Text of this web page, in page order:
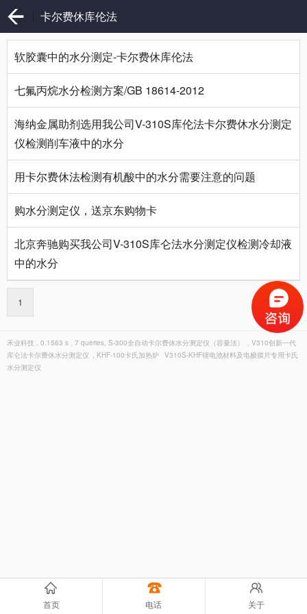
卡尔费休库伦法
软胶囊中的水分测定-卡尔费休库伦法
七氟丙烷水分检测方案/GB 18614-2012
海纳金属助剂选用我公司V-310S库伦法卡尔费休水分测定
仪检测削车液中的水分
用卡尔费休法检测有机酸中的水分需要注意的问题
购水分测定仪，送京东购物卡
北京奔驰购买我公司V-310S库仑法水分测定仪检测冷却液
中的水分
1
禾业科技 , 0.1563 s , 7 queries, S-300全自动卡尔费休水分测定仪（容量法） , V310创新一代
库仑法卡尔费休水分测定仪 , KHF-100卡氏加热炉 V310S-KHF锂电池材料及电极膜片专用卡氏
水分测定仪
首页 电话 关于